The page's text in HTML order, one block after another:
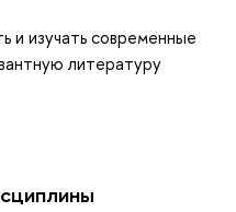
и изучать современные
литературу